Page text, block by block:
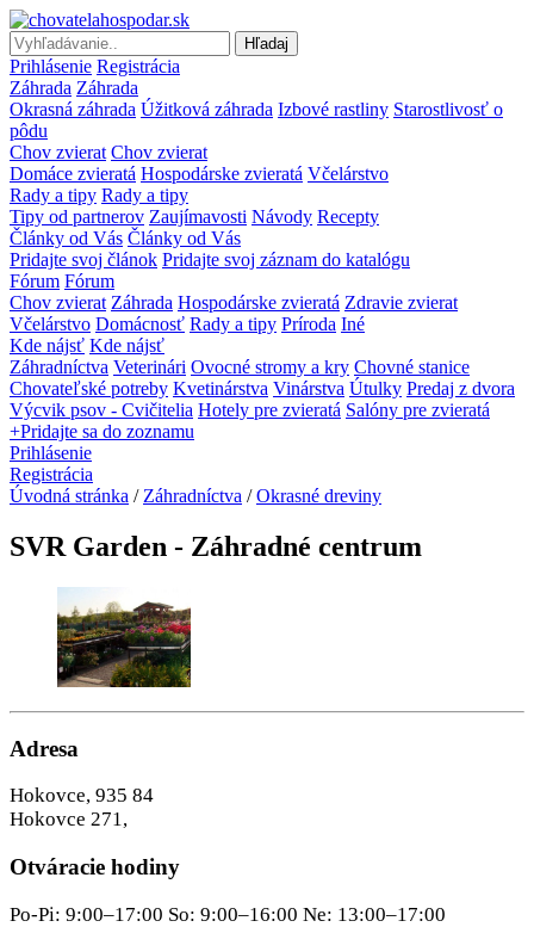
Hľadaj
Prihlásenie Registrácia
Záhrada Záhrada
Okrasná záhrada Úžitková záhrada Izbové rastliny Starostlivosť o
pôdu
Chov zvierat Chov zvierat
Domáce zvieratá Hospodárske zvieratá Včelárstvo
Rady a tipy Rady a tipy
Tipy od partnerov Zaujímavosti Návody Recepty
Články od Vás Články od Vás
Pridajte svoj článok Pridajte svoj záznam do katalógu
Fórum Fórum
Chov zvierat Záhrada Hospodárske zvieratá Zdravie zvierat
Včelárstvo Domácnosť Rady a tipy Príroda Iné
Kde nájsť Kde nájsť
Záhradníctva Veterinári Ovocné stromy a kry Chovné stanice
Chovateľské potreby Kvetinárstva Vinárstva Útulky Predaj z dvora
Výcvik psov - Cvičitelia Hotely pre zvieratá Salóny pre zvieratá
+Pridajte sa do zoznamu
Prihlásenie
Registrácia
Úvodná stránka / Záhradníctva / Okrasné dreviny
SVR Garden - Záhradné centrum
Adresa
Hokovce, 935 84
Hokovce 271,
Otváracie hodiny
Po-Pi: 9:00–17:00 So: 9:00–16:00 Ne: 13:00–17:00